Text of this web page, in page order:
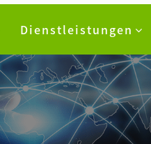
Dienstleistungen